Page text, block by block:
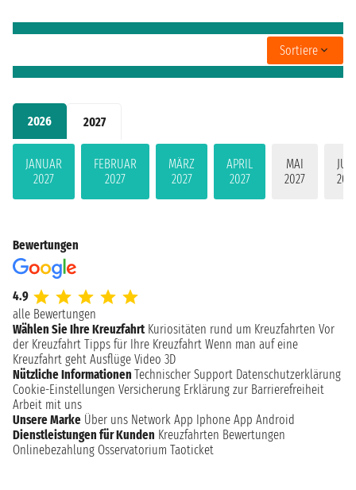
2026 2027
JANUAR
2027
FEBRUAR
2027
MÄRZ
2027
APRIL
2027
MAI
2027
Sortiere
Bewertungen
4.9
alle Bewertungen
Wählen Sie Ihre Kreuzfahrt Kuriositäten rund um Kreuzfahrten Vor
der Kreuzfahrt Tipps für Ihre Kreuzfahrt Wenn man auf eine
Kreuzfahrt geht Ausflüge Video 3D
Nützliche Informationen Technischer Support Datenschutzerklärung
Cookie-Einstellungen Versicherung Erklärung zur Barrierefreiheit
Arbeit mit uns
Unsere Marke Über uns Network App Iphone App Android
Dienstleistungen für Kunden Kreuzfahrten Bewertungen
Onlinebezahlung Osservatorium Taoticket